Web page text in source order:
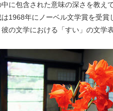
に包含された意味の深さを教え
は1968年にノーベル文学賞を受賞
彼の文学における「すい」の文学